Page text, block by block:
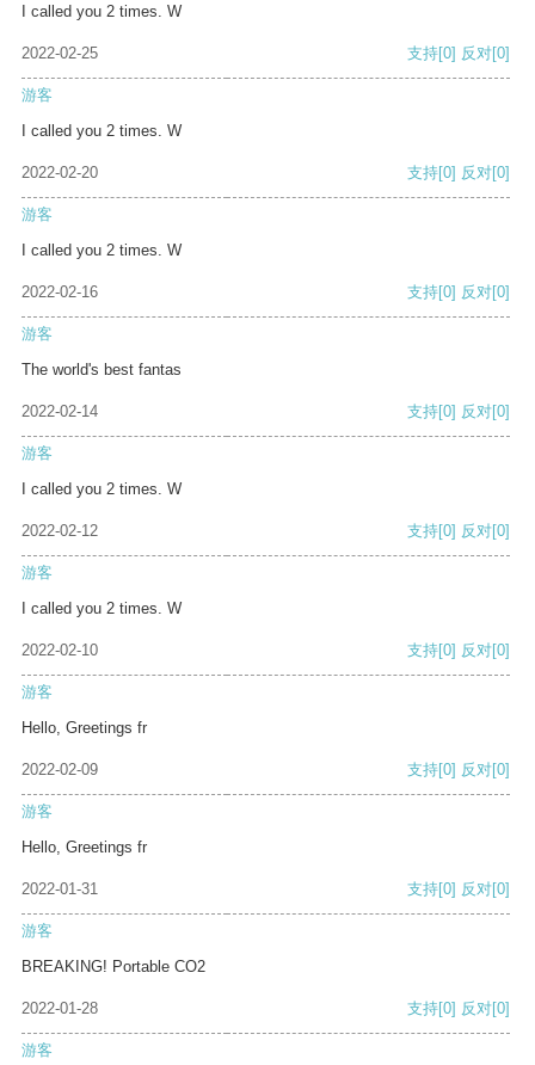
I called you 2 times. W
2022-02-25 支持[0] 反对[0]
游客
I called you 2 times. W
2022-02-20 支持[0] 反对[0]
游客
I called you 2 times. W
2022-02-16 支持[0] 反对[0]
游客
The world's best fantas
2022-02-14 支持[0] 反对[0]
游客
I called you 2 times. W
2022-02-12 支持[0] 反对[0]
游客
I called you 2 times. W
2022-02-10 支持[0] 反对[0]
游客
Hello, Greetings fr
2022-02-09 支持[0] 反对[0]
游客
Hello, Greetings fr
2022-01-31 支持[0] 反对[0]
游客
BREAKING! Portable CO2
2022-01-28 支持[0] 反对[0]
游客